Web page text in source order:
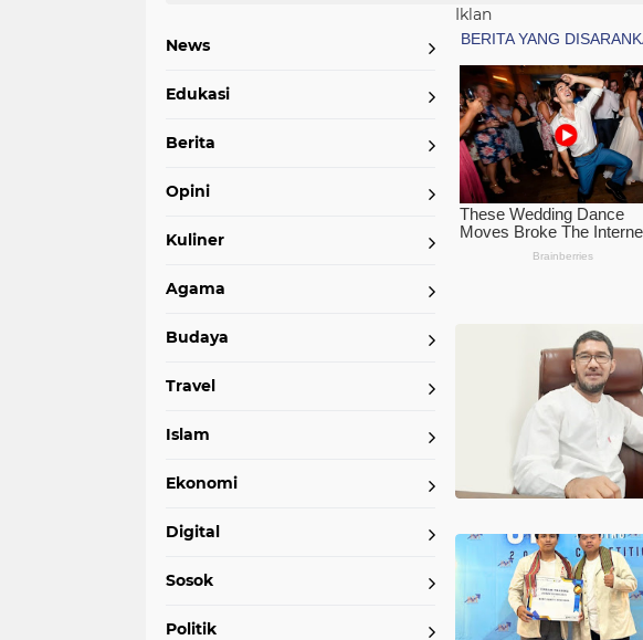
News
Edukasi
Berita
Opini
Kuliner
Agama
Budaya
Travel
Islam
Ekonomi
Digital
Sosok
Politik
Iklan